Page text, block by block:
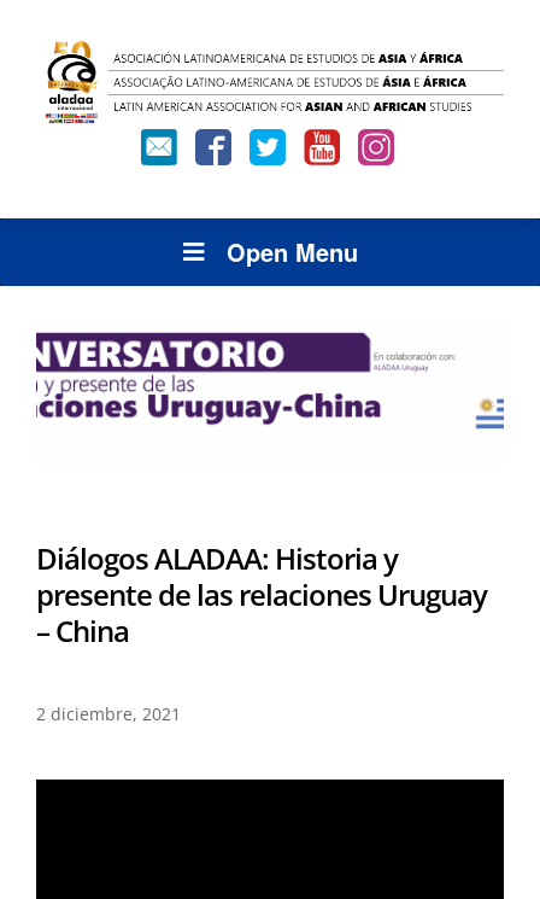
Open Menu
Diálogos ALADAA: Historia y
presente de las relaciones Uruguay
– China
2 diciembre, 2021